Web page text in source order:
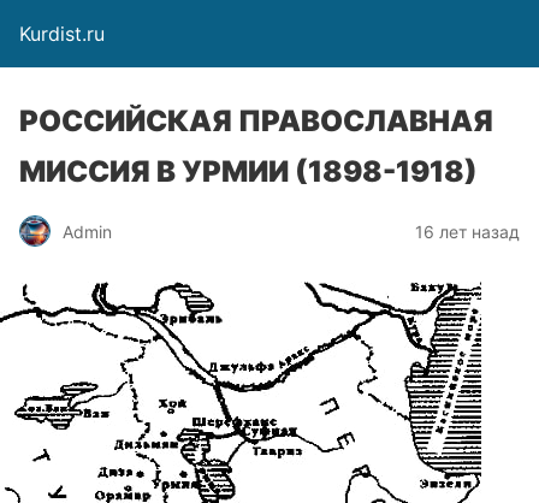
Kurdist.ru
РОССИЙСКАЯ ПРАВОСЛАВНАЯ
МИССИЯ В УРМИИ (1898-1918)
Admin 16 лет назад